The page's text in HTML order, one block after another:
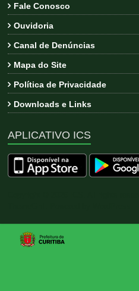
Fale Conosco
Ouvidoria
Canal de Denúncias
Mapa do Site
Política de Privacidade
Downloads e Links
APLICATIVO ICS